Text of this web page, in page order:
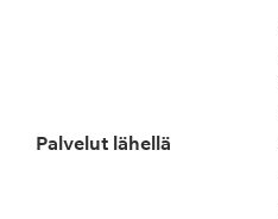
Palvelut lähellä